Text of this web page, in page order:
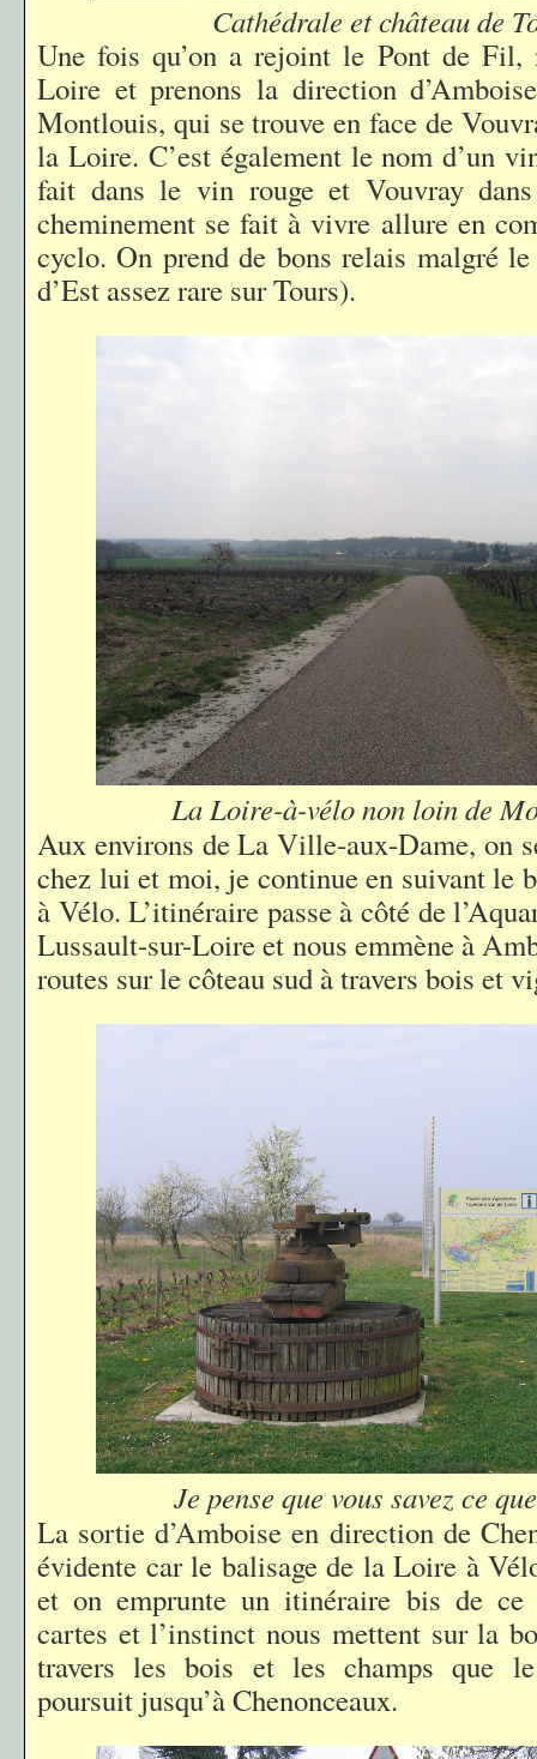
Cathédrale et château de
Une fois qu’on a rejoint le Pont de Fil,
Loire et prenons la direction
Montlouis, qui se trouve en face de
la Loire. C’est également le nom d’un
fait dans le vin rouge et Vouvray
cheminement se fait à vivre allure en
cyclo. On prend de bons relais malgré
d’Est assez rare sur Tours).
La Loire-à-vélo non loin de
Aux environs de La Ville-aux-Dame, on
chez lui et moi, je continue en suivant le
à Vélo. L’itinéraire passe à côté de
Lussault-sur-Loire et nous emmène à
routes sur le côteau sud à travers bois et
Je pense que vous savez ce
La sortie d’Amboise en direction de
évidente car le balisage de la Loire à
et on emprunte un itinéraire bis de
cartes et l’instinct nous mettent sur la
travers les bois et les champs que le
poursuit jusqu’à Chenonceaux.